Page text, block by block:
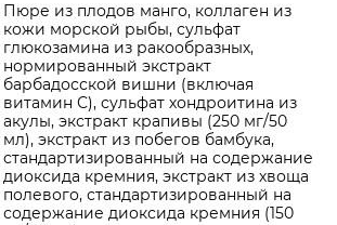
Пюре из плодов манго, коллаген из
кожи морской рыбы, сульфат
глюкозамина из ракообразных,
нормированный экстракт
барбадосской вишни (включая
витамин С), сульфат хондроитина из
акулы, экстракт крапивы (250 мг/50
мл), экстракт из побегов бамбука,
стандартизированный на содержание
диоксида кремния, экстракт из хвоща
полевого, стандартизированный на
содержание диоксида кремния (150